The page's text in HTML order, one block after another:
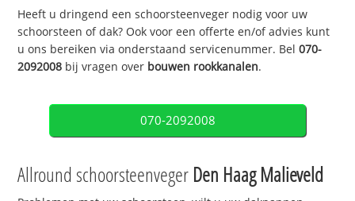
Heeft u dringend een schoorsteenveger nodig voor uw
schoorsteen of dak? Ook voor een offerte en/of advies kunt
u ons bereiken via onderstaand servicenummer. Bel070-
2092008 bij vragen over bouwen rookkanalen.
070-2092008
Allround schoorsteenveger Den Haag Malieveld